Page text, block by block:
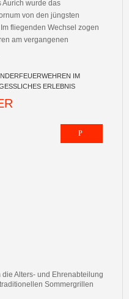
wurde das
von den jüngsten
fliegenden Wechsel zogen
am vergangenen
IM
ERLEBNIS
Alters- und Ehrenabteilung
Sommergrillen